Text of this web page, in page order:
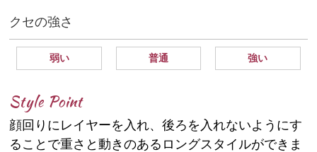
クセの強さ
弱い 普通 強い
Style Point
顔回りにレイヤーを入れ、後ろを入れないようにす
ることで重さと動きのあるロングスタイルができま